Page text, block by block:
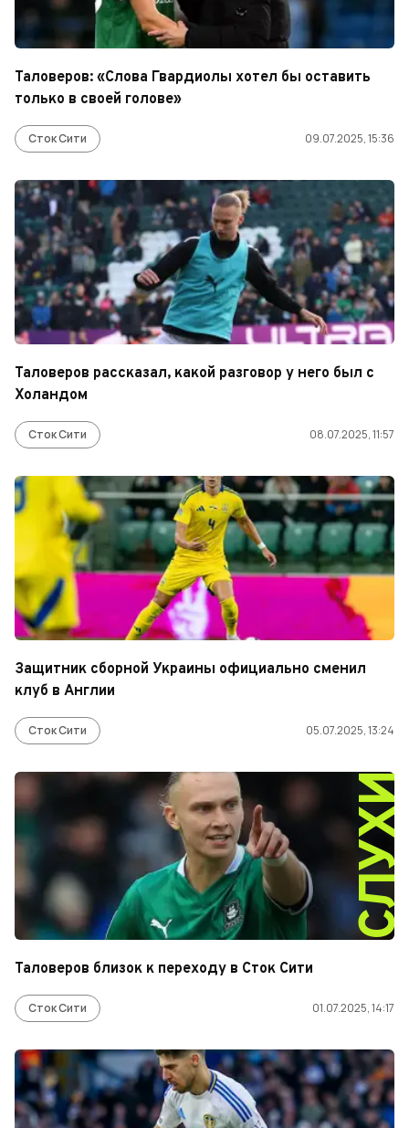
Таловеров: «Слова Гвардиолы хотел бы оставить
только в своей голове»
Сток Сити 09.07.2025, 15:36
Таловеров рассказал, какой разговор у него был с
Холандом
Сток Сити 08.07.2025, 11:57
Защитник сборной Украины официально сменил
клуб в Англии
Сток Сити 05.07.2025, 13:24
Таловеров близок к переходу в Сток Сити
Сток Сити 01.07.2025, 14:17